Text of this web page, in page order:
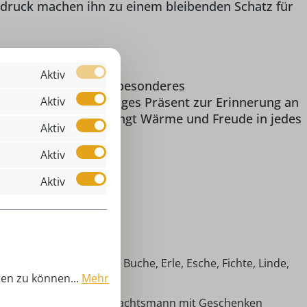
machen ihn zu einem bleibenden Schatz für
Ob als besonderes
oder als hochwertiges Präsent zur Erinnerung an
Ulbrichtbringt Wärme und Freude in jedes
cm
Hölzer (Ahorn, Buche, Erle, Esche, Fichte, Linde,
Weihnachtsmann mit Geschenken
Aktiv
Aktiv
Aktiv
Aktiv
Aktiv
zu können... Mehr